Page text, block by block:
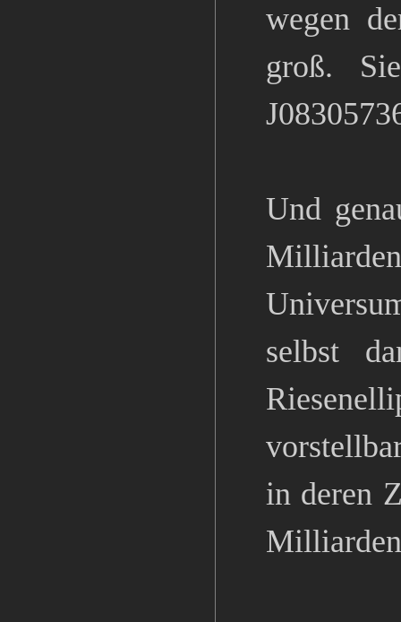
wegen
groß.
Und
selbst
in deren
Milliarden